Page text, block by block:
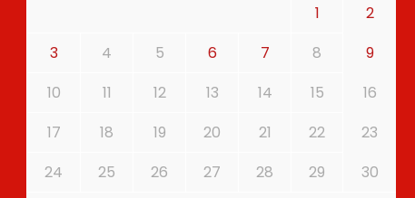
1
2
3
4 5 6 7 8
9
10
11 12 13 14 15
16
17
18 19 20 21 22
23
24
25 26 27 28 29 30